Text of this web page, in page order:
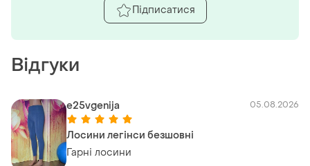
Відгуки
e25vgenija 05.08.2026
Лосини легінси безшовні
Гарні лосини
Підписатися